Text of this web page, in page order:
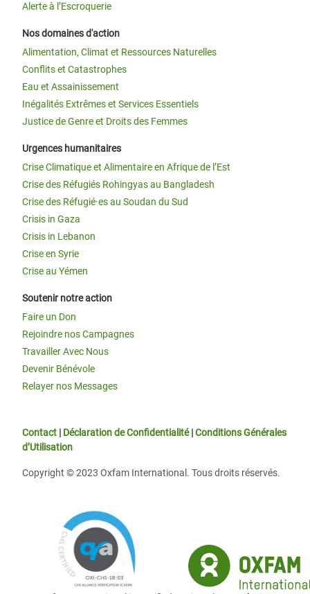
Alerte à l’Escroquerie
Nos domaines d'action
Alimentation, Climat et Ressources Naturelles
Conflits et Catastrophes
Eau et Assainissement
Inégalités Extrêmes et Services Essentiels
Justice de Genre et Droits des Femmes
Urgences humanitaires
Crise Climatique et Alimentaire en Afrique de l’Est
Crise des Réfugiés Rohingyas au Bangladesh
Crise des Réfugié·es au Soudan du Sud
Crisis in Gaza
Crisis in Lebanon
Crise en Syrie
Crise au Yémen
Soutenir notre action
Faire un Don
Rejoindre nos Campagnes
Travailler Avec Nous
Devenir Bénévole
Relayer nos Messages
Contact | Déclaration de Confidentialité|Conditions Générales
d’Utilisation
Copyright © 2023 Oxfam International. Tous droits réservés.